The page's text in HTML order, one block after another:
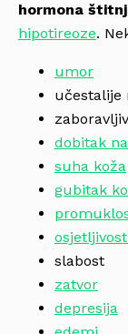
hormona
hipotireoze.
umor
učestalije
dobitak
suha koža
gubitak
slabost
zatvor
depresija